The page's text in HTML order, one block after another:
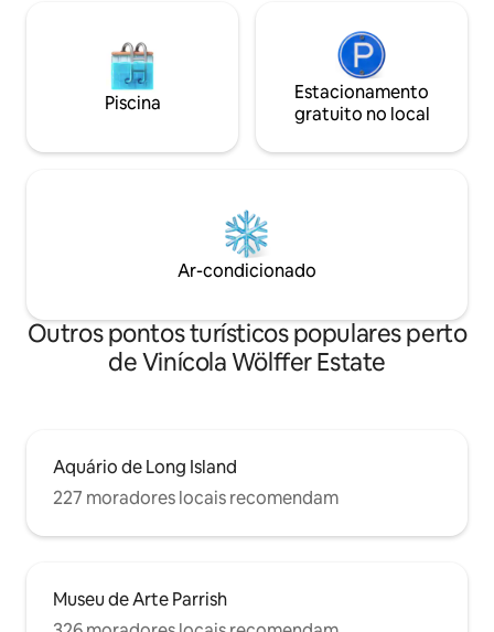
Piscina
Estacionamento
gratuito no local
Ar-condicionado
Outros pontos turísticos populares perto
de Vinícola Wölffer Estate
Aquário de Long Island
227 moradores locais recomendam
Museu de Arte Parrish